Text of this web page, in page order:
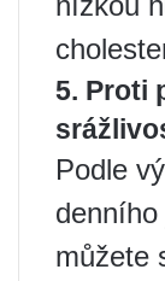
5. Proti
Podle
můžete